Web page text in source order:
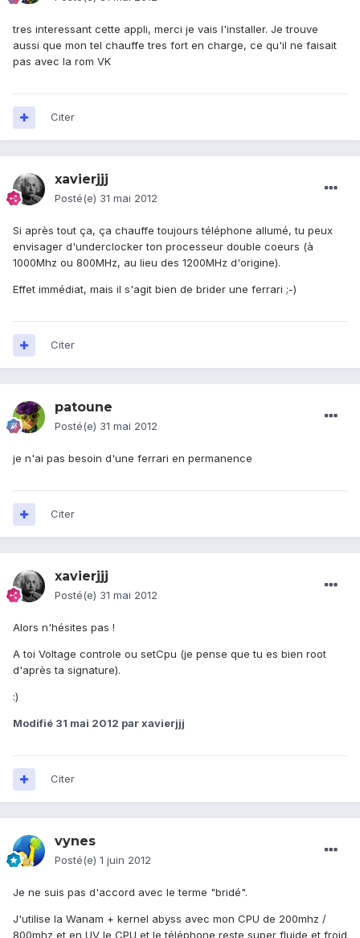
tres interessant cette appli, merci je vais l'installer. Je trouve
aussi que mon tel chauffe tres fort en charge, ce qu'il ne faisait
pas avec la rom VK
Citer
xavierjjj
Posté(e) 31 mai 2012
Si après tout ça, ça chauffe toujours téléphone allumé, tu peux
envisager d'underclocker ton processeur double coeurs (à
1000Mhz ou 800MHz, au lieu des 1200MHz d'origine).
Effet immédiat, mais il s'agit bien de brider une ferrari ;-)
Citer
patoune
Posté(e) 31 mai 2012
je n'ai pas besoin d'une ferrari en permanence
Citer
xavierjjj
Posté(e) 31 mai 2012
Alors n'hésites pas !
A toi Voltage controle ou setCpu (je pense que tu es bien root
d'après ta signature).
:)
Modifié 31 mai 2012 par xavierjjj
Citer
vynes
Posté(e) 1 juin 2012
Je ne suis pas d'accord avec le terme "bridé".
J'utilise la Wanam + kernel abyss avec mon CPU de 200mhz /
800mhz et en UV le CPU et le téléphone reste super fluide et froid